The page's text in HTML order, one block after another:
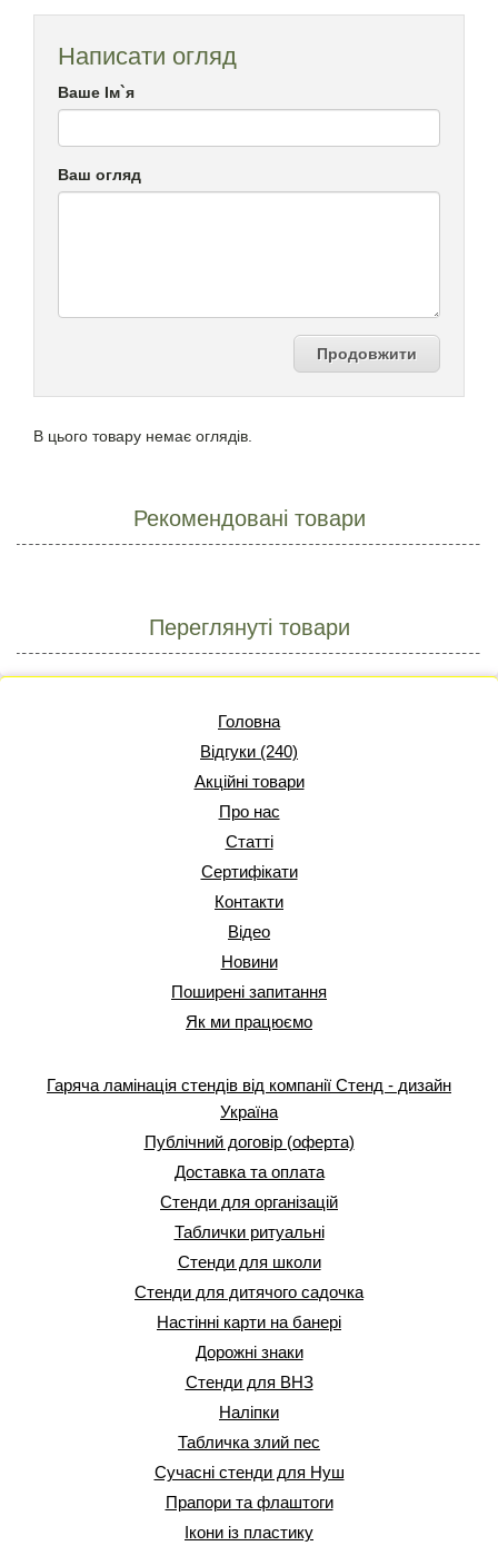
Написати огляд
Ваше Ім`я
Ваш огляд
Продовжити
В цього товару немає оглядів.
Рекомендовані товари
Переглянуті товари
Головна
Відгуки (240)
Акційні товари
Про нас
Статті
Сертифікати
Контакти
Відео
Новини
Поширені запитання
Як ми працюємо
Гаряча ламінація стендів від компанії Стенд - дизайн
Україна
Публічний договір (оферта)
Доставка та оплата
Стенди для організацій
Таблички ритуальні
Стенди для школи
Стенди для дитячого садочка
Настінні карти на банері
Дорожні знаки
Стенди для ВНЗ
Наліпки
Табличка злий пес
Сучасні стенди для Нуш
Прапори та флаштоги
Ікони із пластику